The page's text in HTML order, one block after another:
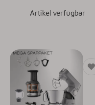
Artikel verfügbar